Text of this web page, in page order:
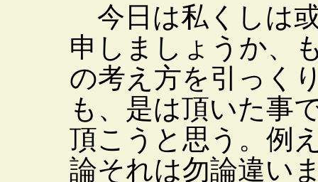
今日は私くしは
申しましょうか、
の考え方を引っく
も、是は頂いた事
頂こうと思う。例
論それは勿論違い